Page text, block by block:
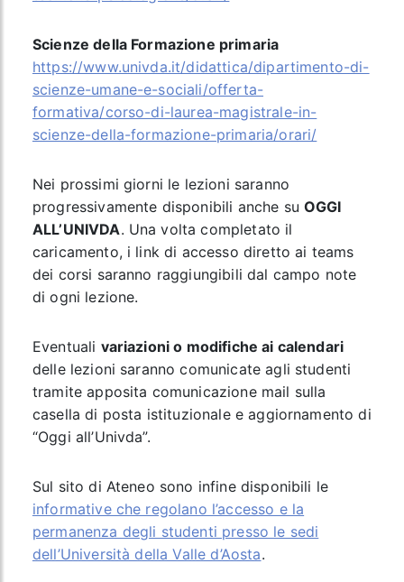
Scienze della Formazione primaria
https://www.univda.it/didattica/dipartimento-di-
scienze-umane-e-sociali/offerta-
formativa/corso-di-laurea-magistrale-in-
scienze-della-formazione-primaria/orari/
Nei prossimi giorni le lezioni saranno
progressivamente disponibili anche su OGGI
ALL’UNIVDA. Una volta completato il
caricamento, i link di accesso diretto ai teams
dei corsi saranno raggiungibili dal campo note
di ogni lezione.
Eventuali variazioni o modifiche ai calendari
delle lezioni saranno comunicate agli studenti
tramite apposita comunicazione mail sulla
casella di posta istituzionale e aggiornamento di
“Oggi all’Univda”.
Sul sito di Ateneo sono infine disponibili le
informative che regolano l’accesso e la
permanenza degli studenti presso le sedi
dell’Università della Valle d’Aosta.